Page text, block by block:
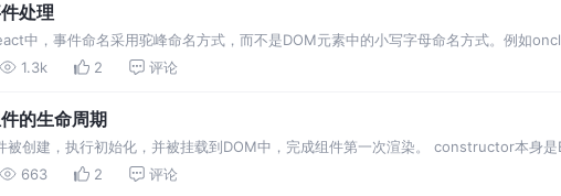
处理
中，事件命名采用驼峰命名方式，而不是DOM元素中的小写字母命名方式。例如
响应函数要以对象的形式赋值给事件属性，而不是DOM中的字符串形式。例如在DOM
1.3k 2 评论
的生命周期
被创建，执行初始化，并被挂载到DOM中，完成组件第一次渲染。 constructor本身
个构造方法会接受一个props参数，props是从父组件传过来的属性对象，如果父组件
663 2 评论